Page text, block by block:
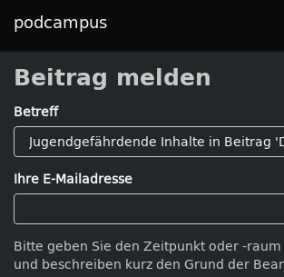
podcampus
Beitrag melden
Betreff
Ihre E-Mailadresse
Bitte geben Sie den Zeitpunkt oder -
und beschreiben kurz den Grund der